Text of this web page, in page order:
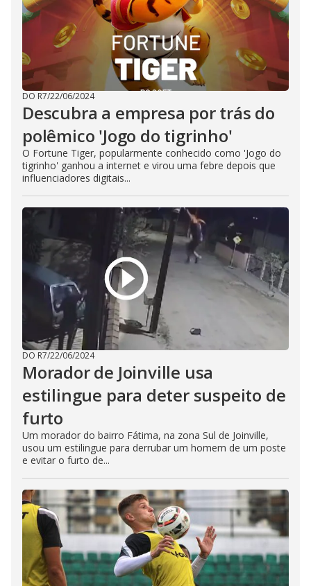
DO R7/22/06/2024
Descubra a empresa por trás do
polêmico 'Jogo do tigrinho'
O Fortune Tiger, popularmente conhecido como 'Jogo do
tigrinho' ganhou a internet e virou uma febre depois que
influenciadores digitais...
DO R7/22/06/2024
Morador de Joinville usa
estilingue para deter suspeito de
furto
Um morador do bairro Fátima, na zona Sul de Joinville,
usou um estilingue para derrubar um homem de um poste
e evitar o furto de...